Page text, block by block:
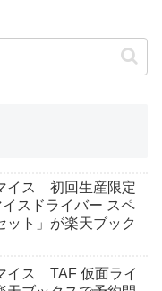
イス 初回生産限定
スドライバー スペ
ット」が楽天ブック
イス TAF 仮面ライ